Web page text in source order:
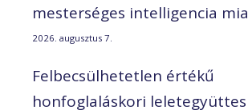
mesterséges intelligencia
2026. augusztus 7.
Felbecsülhetetlen értékű
honfoglaláskori